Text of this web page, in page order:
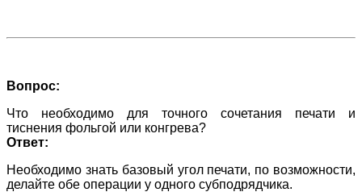
Вопрос:
Что необходимо для точного сочетания печати и
тиснения фольгой или конгрева?
Ответ:
Необходимо знать базовый угол печати, по возможности,
делайте обе операции у одного субподрядчика.